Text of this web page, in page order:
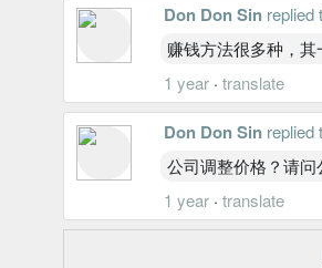
Don Don Sin replied
赚钱方法很多种，其
1 year · translate
Don Don Sin replied
公司调整价格？请问
1 year · translate